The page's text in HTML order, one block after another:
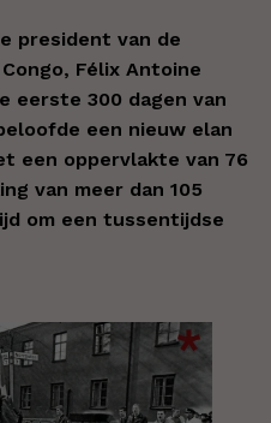
president van de
Félix Antoine
eerste 300 dagen van
een nieuw elan
een oppervlakte van 76
van meer dan 105
om een tussentijdse